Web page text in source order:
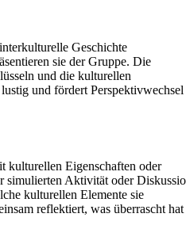
Geschichte
sie der Gruppe. Die
und die kulturellen
und fördert Perspektivwechsel
kulturellen Eigenschaften oder
simulierten Aktivität oder
kulturellen Elemente sie
reflektiert, was überrascht hat